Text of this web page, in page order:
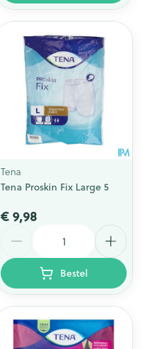
Tena
Tena Proskin Fix Large 5
€ 9,98
Bestel